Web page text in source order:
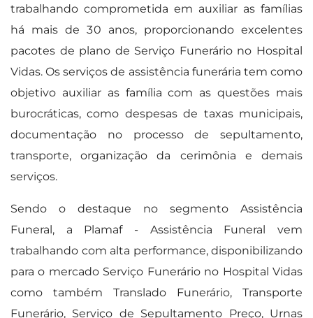
trabalhando comprometida em auxiliar as famílias
há mais de 30 anos, proporcionando excelentes
pacotes de plano de Serviço Funerário no Hospital
Vidas. Os serviços de assistência funerária tem como
objetivo auxiliar as família com as questões mais
burocráticas, como despesas de taxas municipais,
documentação no processo de sepultamento,
transporte, organização da cerimônia e demais
serviços.
Sendo o destaque no segmento Assistência
Funeral, a Plamaf - Assistência Funeral vem
trabalhando com alta performance, disponibilizando
para o mercado Serviço Funerário no Hospital Vidas
como também Translado Funerário, Transporte
Funerário, Serviço de Sepultamento Preço, Urnas